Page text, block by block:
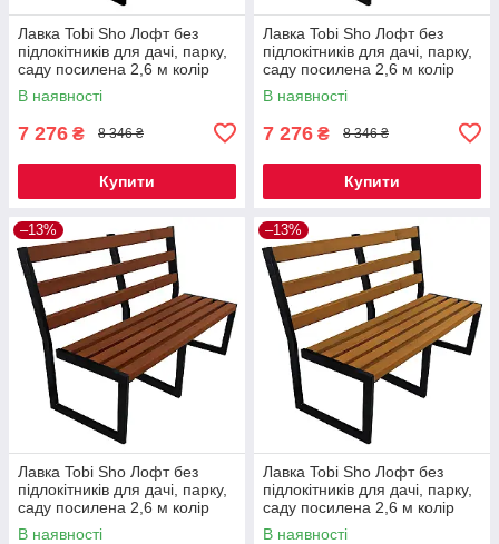
Лавка Tobi Sho Лофт без
підлокітників для дачі, парку,
саду посилена 2,6 м колір
каштан
В наявності
7 276 ₴ 8 346 ₴
Купити
Лавка Tobi Sho Лофт без
підлокітників для дачі, парку,
саду посилена 2,6 м колір
черешня
В наявності
7 276 ₴ 8 346 ₴
Купити
–13%
Лавка Tobi Sho Лофт без
підлокітників для дачі, парку,
саду посилена 2,6 м колір
макасар
В наявності
–13%
Лавка Tobi Sho Лофт без
підлокітників для дачі, парку,
саду посилена 2,6 м колір
дуб
В наявності